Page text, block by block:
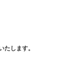
たします。